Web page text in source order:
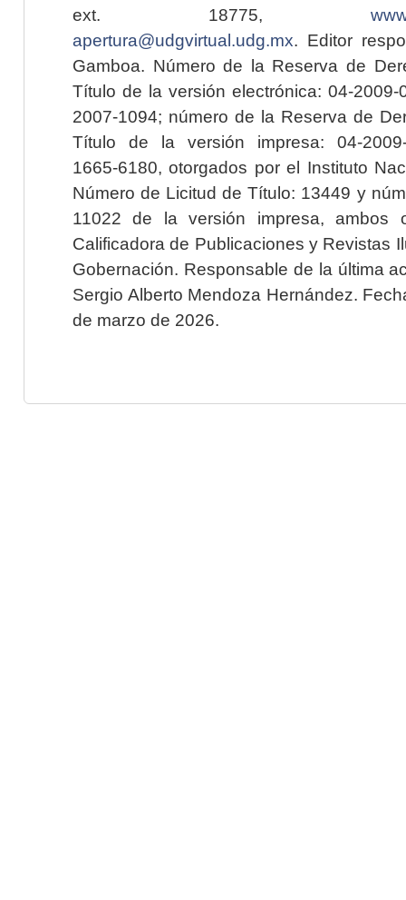
ext. 18775,
apertura@udgvirtual.udg.mx. Editor
Gamboa. Número de la Reserva de
Título de la versión electrónica: 04-2009-
2007-1094; número de la Reserva de
Título de la versión impresa: 04-2009-
1665-6180, otorgados por el Instituto
Número de Licitud de Título: 13449 y
11022 de la versión impresa, ambos
Calificadora de Publicaciones y Revistas
Gobernación. Responsable de la última
Sergio Alberto Mendoza Hernández.
de marzo de 2026.